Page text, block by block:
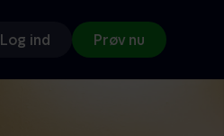
Log ind Prøv nu